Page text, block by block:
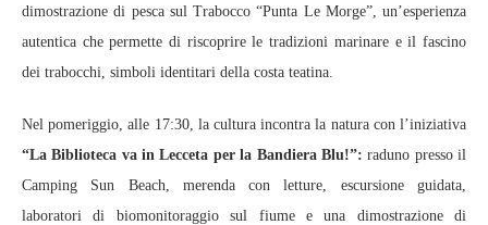
dimostrazione di pesca sul Trabocco “Punta Le Morge”, un’esperienza
autentica che permette di riscoprire le tradizioni marinare e il fascino
dei trabocchi, simboli identitari della costa teatina.
Nel pomeriggio, alle 17:30, la cultura incontra la natura con l’iniziativa
“La Biblioteca va in Lecceta per la Bandiera Blu!”: raduno presso il
Camping Sun Beach, merenda con letture, escursione guidata,
laboratori di biomonitoraggio sul fiume e una dimostrazione di